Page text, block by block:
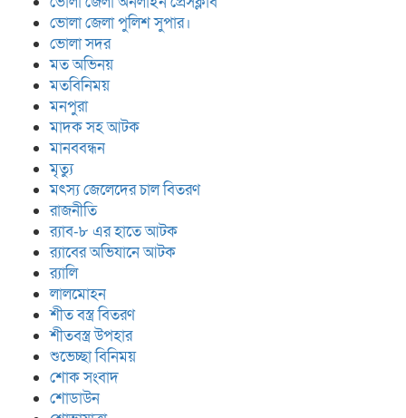
ভোলা জেলা পুলিশ সুপার।
ভোলা সদর
মত অভিনয়
মতবিনিময়
মনপুরা
মাদক সহ আটক
মানববন্ধন
মৃত্যু
মৎস্য জেলেদের চাল বিতরণ
রাজনীতি
র‍্যাব-৮ এর হাতে আটক
র‍্যাবের অভিযানে আটক
র‍্যালি
লালমোহন
শীত বস্ত্র বিতরণ
শীতবস্ত্র উপহার
শুভেচ্ছা বিনিময়
শোক সংবাদ
শোডাউন